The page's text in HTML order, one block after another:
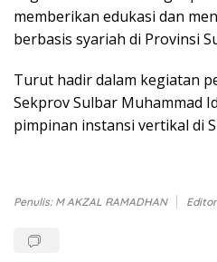
memberikan edukasi dan
berbasis syariah di Provinsi
Turut hadir dalam kegiatan
Sekprov Sulbar Muhammad
pimpinan instansi vertikal di
Penulis: M AKZAL RAMADHAN